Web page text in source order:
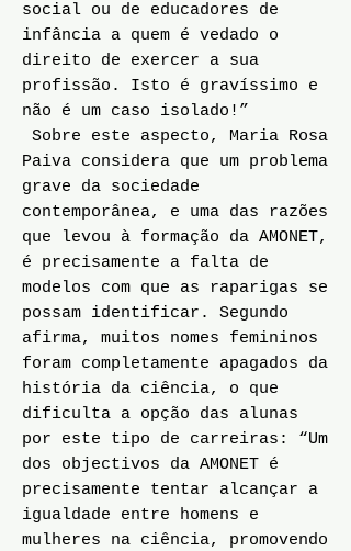
social ou de educadores de
infância a quem é vedado o
direito de exercer a sua
profissão. Isto é gravíssimo e
não é um caso isolado!”
Sobre este aspecto, Maria Rosa
Paiva considera que um problema
grave da sociedade
contemporânea, e uma das razões
que levou à formação da AMONET,
é precisamente a falta de
modelos com que as raparigas se
possam identificar. Segundo
afirma, muitos nomes femininos
foram completamente apagados da
história da ciência, o que
dificulta a opção das alunas
por este tipo de carreiras: “Um
dos objectivos da AMONET é
precisamente tentar alcançar a
igualdade entre homens e
mulheres na ciência, promovendo